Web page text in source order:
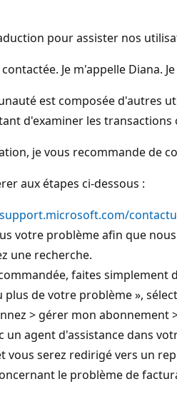
pour assister nos
Je m'appelle Diana.
est composée d'autres
d'examiner les transactions
je vous recommande de
aux étapes ci-dessous :
votre problème afin que
une recherche.
faites simplement
plus de votre problème »,
> gérer mon abonnement
un agent d'assistance dans
vous serez redirigé vers un
le problème de